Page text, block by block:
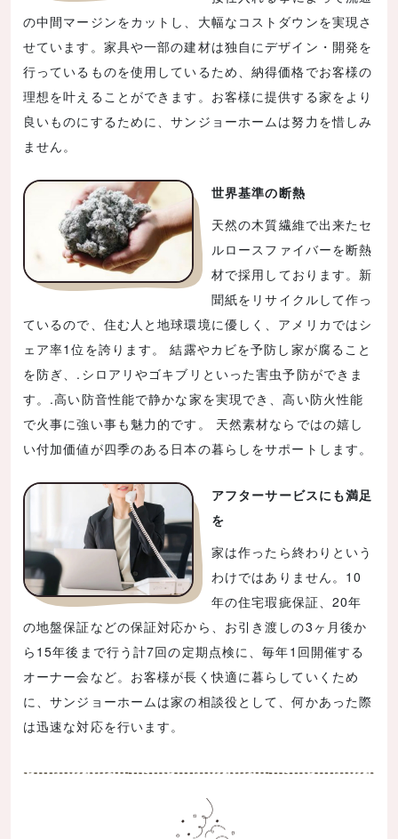
の中間マージンをカットし、大幅なコストダウンを実現さ
せています。家具や一部の建材は独自にデザイン・開発を
行っているものを使用しているため、納得価格でお客様の
理想を叶えることができます。お客様に提供する家をより
良いものにするために、サンジョーホームは努力を惜しみ
ません。
世界基準の断熱
天然の木質繊維で出来たセ
ルロースファイバーを断熱
材で採用しております。新
聞紙をリサイクルして作っ
ているので、住む人と地球環境に優しく、アメリカではシ
ェア率1位を誇ります。 結露やカビを予防し家が腐ること
を防ぎ、.シロアリやゴキブリといった害虫予防ができま
す。.高い防音性能で静かな家を実現でき、高い防火性能
で火事に強い事も魅力的です。 天然素材ならではの嬉し
い付加価値が四季のある日本の暮らしをサポートします。
アフターサービスにも満足
を
家は作ったら終わりという
わけではありません。10
年の住宅瑕疵保証、20年
の地盤保証などの保証対応から、お引き渡しの3ヶ月後か
ら15年後まで行う計7回の定期点検に、毎年1回開催する
オーナー会など。お客様が長く快適に暮らしていくため
に、サンジョーホームは家の相談役として、何かあった際
は迅速な対応を行います。